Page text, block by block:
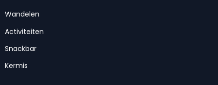
Wandelen
Activiteiten
Snackbar
Kermis